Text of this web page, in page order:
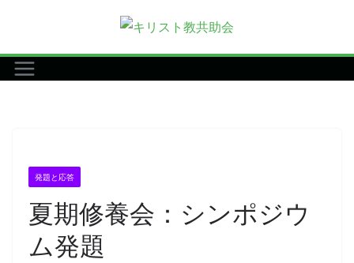
テ
ン
発題と応答
夏期修養会：シンポジウ
ム発題